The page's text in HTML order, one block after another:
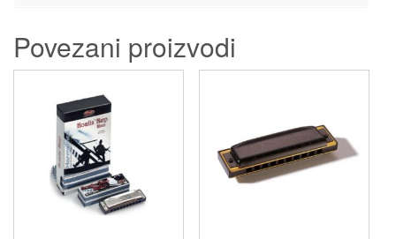
Povezani proizvodi